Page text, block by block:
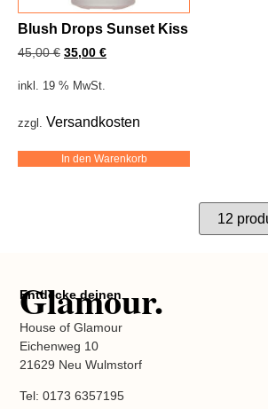
Blush Drops Sunset Kiss
45,00€ 35,00 €
inkl. 19 % MwSt.
zzgl. Versandkosten
In den Warenkorb
Entdecke deinen
Glamour.
House of Glamour
Eichenweg 10
21629 Neu Wulmstorf
Tel: 0173 6357195